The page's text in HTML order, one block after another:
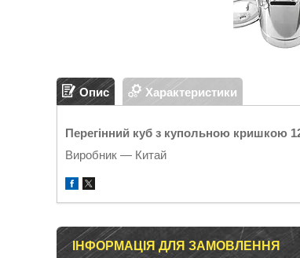
Опис Характеристики
Перегінний куб з купольною кришкою
Виробник — Китай
ІНФОРМАЦІЯ ДЛЯ ЗАМОВЛЕННЯ